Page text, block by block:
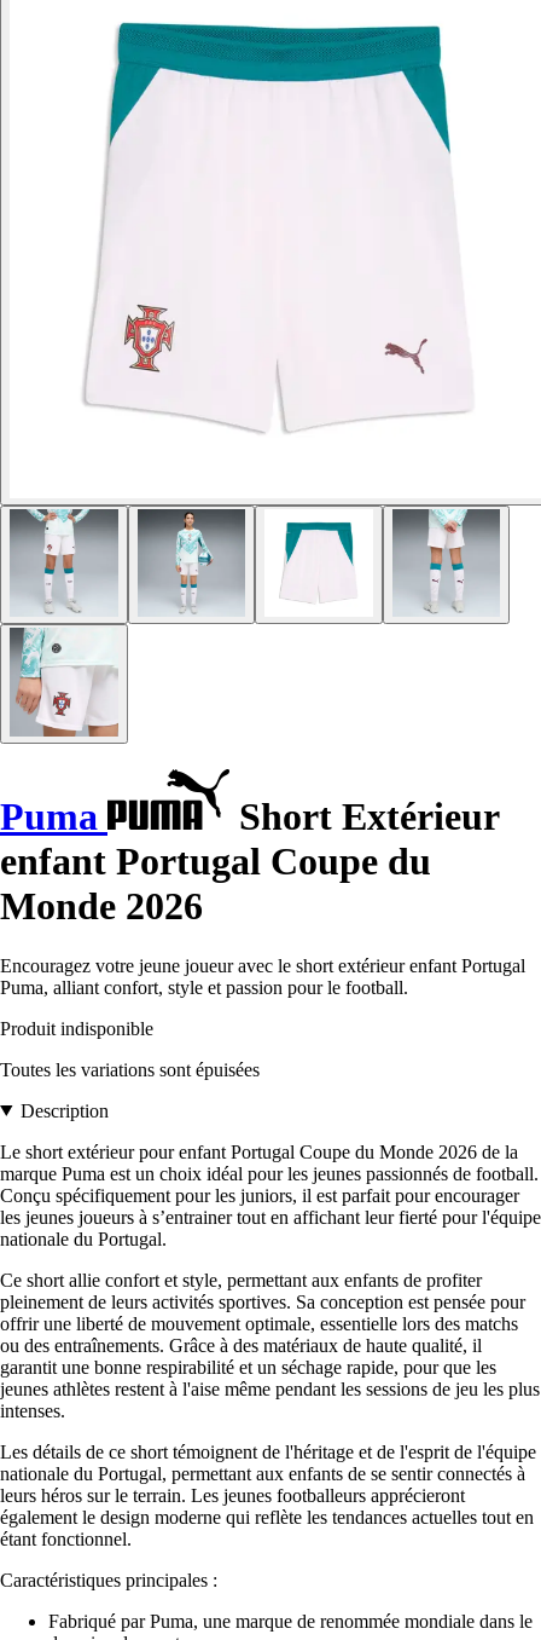
Puma
Short Extérieur
enfant Portugal Coupe du
Monde 2026
Encouragez votre jeune joueur avec le short extérieur enfant Portugal
Puma, alliant confort, style et passion pour le football.
Produit indisponible
Toutes les variations sont épuisées
Description
Le short extérieur pour enfant Portugal Coupe du Monde 2026 de la
marque Puma est un choix idéal pour les jeunes passionnés de football.
Conçu spécifiquement pour les juniors, il est parfait pour encourager
les jeunes joueurs à s’entrainer tout en affichant leur fierté pour l'équipe
nationale du Portugal.
Ce short allie confort et style, permettant aux enfants de profiter
pleinement de leurs activités sportives. Sa conception est pensée pour
offrir une liberté de mouvement optimale, essentielle lors des matchs
ou des entraînements. Grâce à des matériaux de haute qualité, il
garantit une bonne respirabilité et un séchage rapide, pour que les
jeunes athlètes restent à l'aise même pendant les sessions de jeu les plus
intenses.
Les détails de ce short témoignent de l'héritage et de l'esprit de l'équipe
nationale du Portugal, permettant aux enfants de se sentir connectés à
leurs héros sur le terrain. Les jeunes footballeurs apprécieront
également le design moderne qui reflète les tendances actuelles tout en
étant fonctionnel.
Caractéristiques principales :
Fabriqué par Puma, une marque de renommée mondiale dans le